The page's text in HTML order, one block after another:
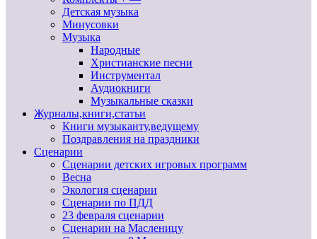
Детская музыка
Минусовки
Музыка
Народные
Христианские песни
Инструментал
Аудиокниги
Музыкальные сказки
Журналы,книги,статьи
Книги музыканту,ведущему
Поздравления на праздники
Сценарии
Сценарии детских игровых программ
Весна
Экология сценарии
Сценарии по ПДД
23 февраля сценарии
Сценарии на Масленицу